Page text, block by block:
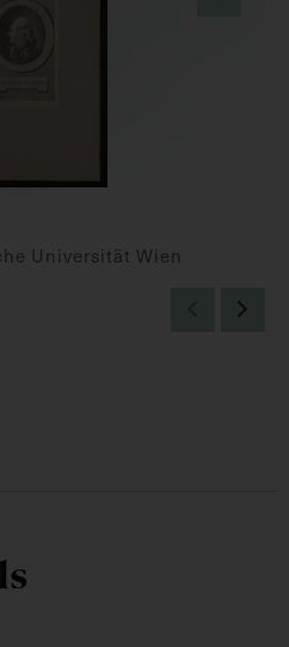
Universität Wien